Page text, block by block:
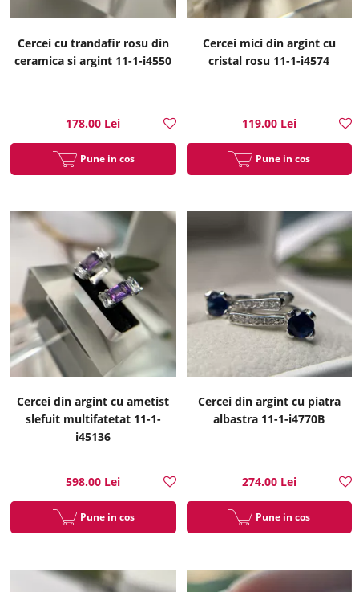
Cercei cu trandafir rosu din
ceramica si argint 11-1-i4550
178.00 Lei
Pune in cos
Cercei mici din argint cu
cristal rosu 11-1-i4574
119.00 Lei
Pune in cos
Cercei din argint cu ametist
slefuit multifatetat 11-1-
i45136
598.00 Lei
Pune in cos
Cercei din argint cu piatra
albastra 11-1-i4770B
274.00 Lei
Pune in cos